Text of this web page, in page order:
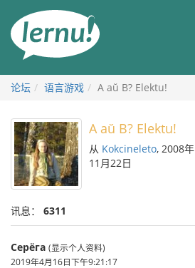
论坛 语言游戏 A aŭ B? Elektu!
A aŭ B? Elektu!
从 Kokcineleto, 2008年
11月22日
讯息： 6311
Серёга (显示个人资料)
2019年4月16日下午9:21:17